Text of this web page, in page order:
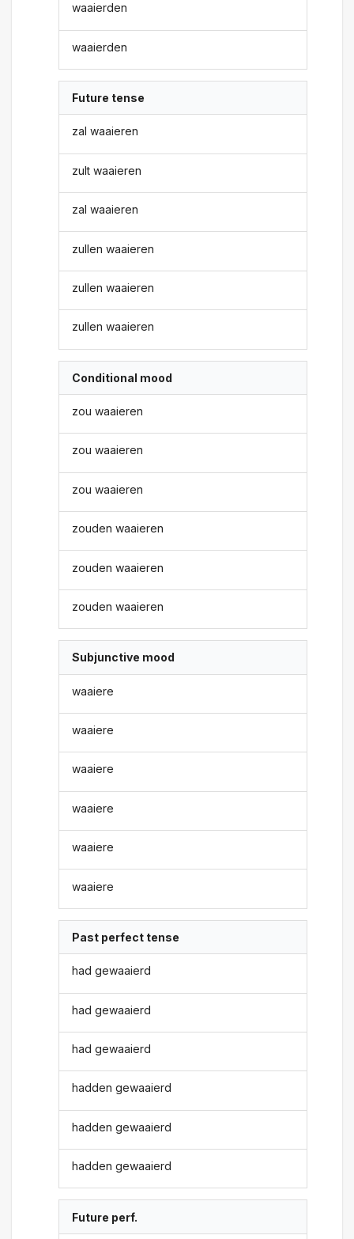
waaierden
waaierden
Future tense
zal waaieren
zult waaieren
zal waaieren
zullen waaieren
zullen waaieren
zullen waaieren
Conditional mood
zou waaieren
zou waaieren
zou waaieren
zouden waaieren
zouden waaieren
zouden waaieren
Subjunctive mood
waaiere
waaiere
waaiere
waaiere
waaiere
waaiere
Past perfect tense
had gewaaierd
had gewaaierd
had gewaaierd
hadden gewaaierd
hadden gewaaierd
hadden gewaaierd
Future perf.